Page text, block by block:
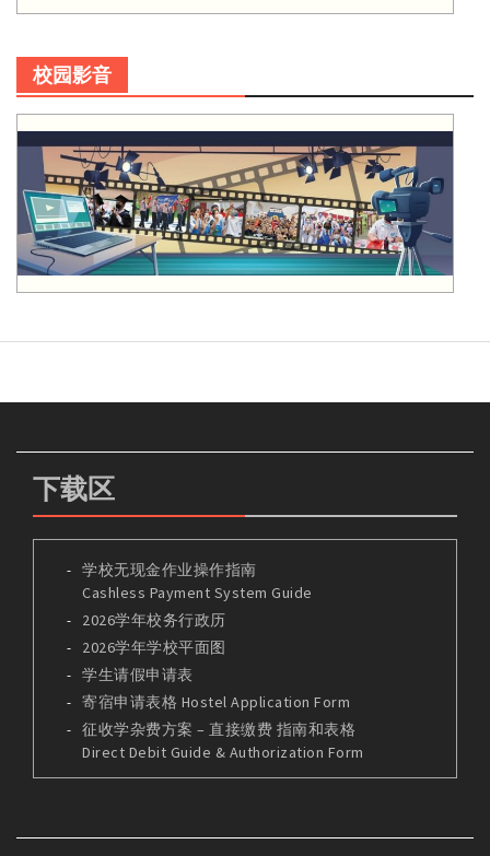
校园影音
下载区
学校无现金作业操作指南
Cashless Payment System Guide
2026学年校务行政历
2026学年学校平面图
学生请假申请表
寄宿申请表格 Hostel Application Form
征收学杂费方案 – 直接缴费 指南和表格
Direct Debit Guide & Authorization Form